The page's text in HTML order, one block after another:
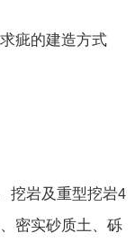
疵的建造方式
挖岩及重型挖岩4
密实砂质土、砾